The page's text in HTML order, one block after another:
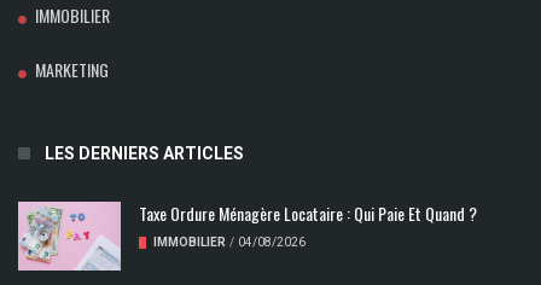
IMMOBILIER
MARKETING
LES DERNIERS ARTICLES
Taxe Ordure Ménagère Locataire : Qui Paie Et Quand ?
IMMOBILIER / 04/08/2026